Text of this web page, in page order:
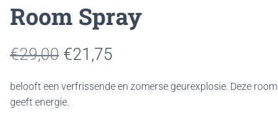
Room Spray
€29,00 Oorspronkelijke
prijs
was:
€21,75
prijs
belooft een verfrissende en zomerse geurexplosie. Deze
geeft energie.